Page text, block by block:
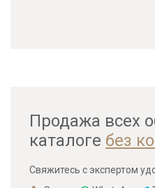
Продажа всех
каталоге без
Свяжитесь с экспертом